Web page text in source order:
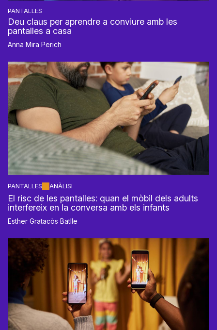
PANTALLES
Deu claus per aprendre a conviure amb les
pantalles a casa
Anna Mira Perich
PANTALLES ANÀLISI
El risc de les pantalles: quan el mòbil dels adults
interfereix en la conversa amb els infants
Esther Gratacòs Batlle